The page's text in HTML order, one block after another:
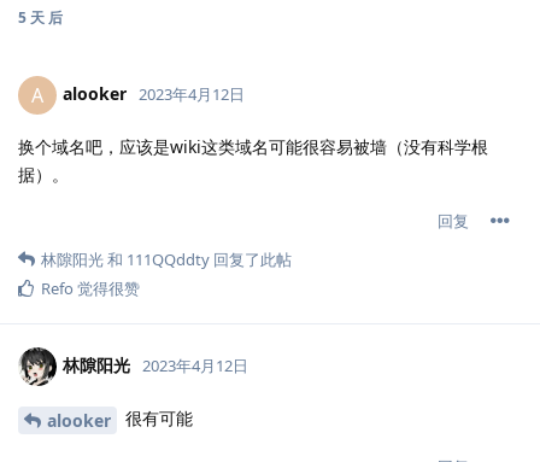
5 天 后
A alooker 2023年4月12日
换个域名吧，应该是wiki这类域名可能很容易被墙（没有科学根
据）。
回复
林隙阳光和 111QQddty 回复了此帖
Refo 觉得很赞
林隙阳光 2023年4月12日
alooker 很有可能